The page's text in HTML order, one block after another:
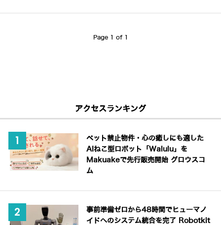
Page 1 of 1
アクセスランキング
ペット禁止物件・心の癒しにも適した
AIねこ型ロボット「Walulu」を
Makuakeで先行販売開始 グロウスコ
ム
事前準備ゼロから48時間でヒューマノ
イドへのシステム統合を完了 Robotkit